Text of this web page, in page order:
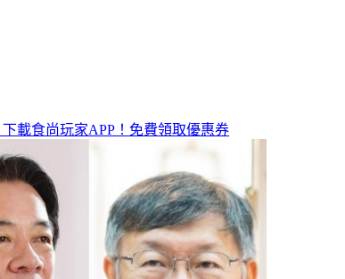
下載食尚玩家APP！免費領取優惠券